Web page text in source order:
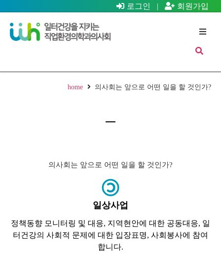
로그인 | 회원가입
home 의사회는 앞으로 어떤 일을 할 것인가?
의사회는 앞으로 어떤 일을 할 것인가?
일상사업
정책동향 모니터링 및 대응, 지역현안에 대한 공동대응, 일
터건강의 사회적 문제에 대한 입장표명, 사회봉사에 참여
합니다.